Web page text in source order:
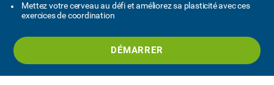
Mettez votre cerveau au défi et améliorez sa plasticité avec ces
exercices de coordination
DÉMARRER